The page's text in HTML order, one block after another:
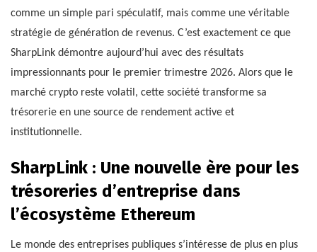
comme un simple pari spéculatif, mais comme une véritable
stratégie de génération de revenus. C’est exactement ce que
SharpLink démontre aujourd’hui avec des résultats
impressionnants pour le premier trimestre 2026. Alors que le
marché crypto reste volatil, cette société transforme sa
trésorerie en une source de rendement active et
institutionnelle.
SharpLink : Une nouvelle ère pour les
trésoreries d’entreprise dans
l’écosystème Ethereum
Le monde des entreprises publiques s’intéresse de plus en plus